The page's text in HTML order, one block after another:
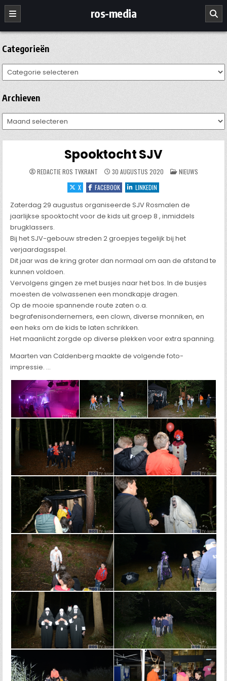
Ga
naar
de
inhoud
ros-media
Categorieën
Categorieën
Archieven
Archieven
Spooktocht SJV
REDACTIE ROS TVKRANT 30 AUGUSTUS 2020 GEPLAATST
IN
NIEUWS
X
FACEBOOK LINKEDIN
Zaterdag 29 augustus organiseerde SJV Rosmalen de
jaarlijkse spooktocht voor de kids uit groep 8 , inmiddels
brugklassers.
Bij het SJV-gebouw streden 2 groepjes tegelijk bij het
verjaardagsspel.
Dit jaar was de kring groter dan normaal om aan de afstand te
kunnen voldoen.
Vervolgens gingen ze met busjes naar het bos. In de busjes
moesten de volwassenen een mondkapje dragen.
Op de mooie spannende route zaten o.a.
begrafenisondernemers, een clown, diverse monniken, en
een heks om de kids te laten schrikken.
Het maanlicht zorgde op diverse plekken voor extra spanning.
Maarten van Caldenberg maakte de volgende foto-
impressie. …